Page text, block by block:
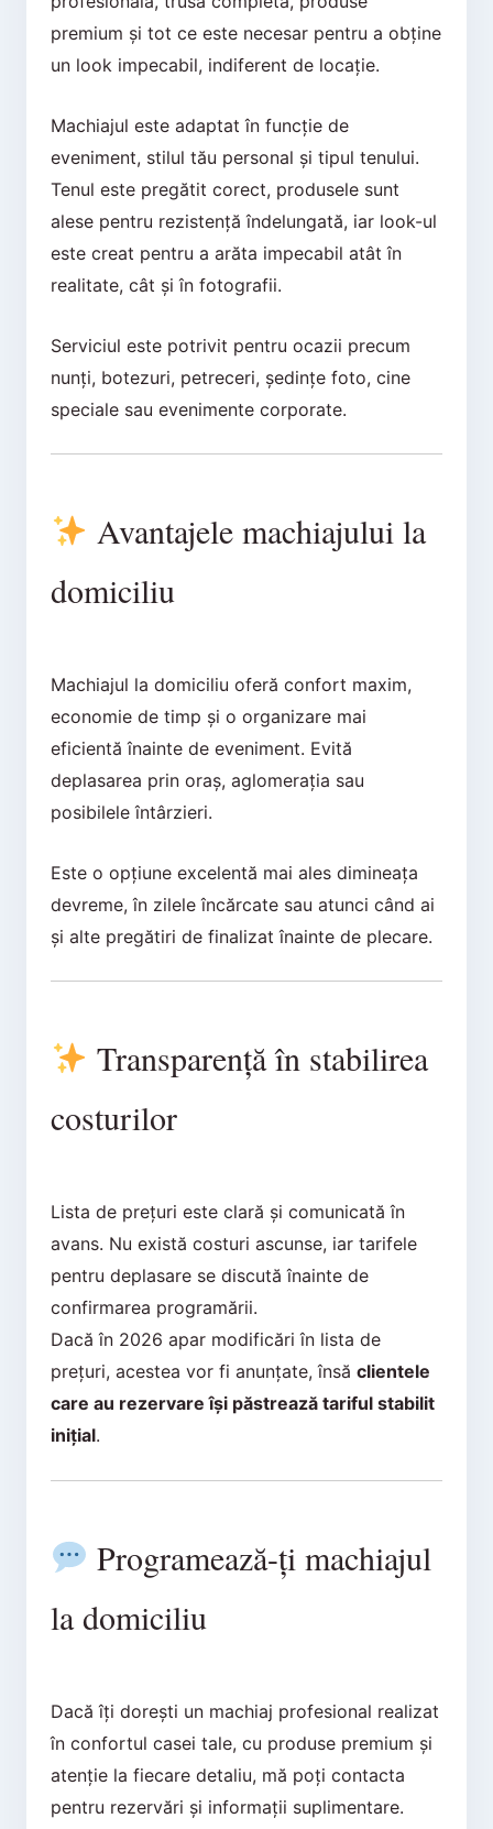
premium și tot ce este necesar pentru a obține
un look impecabil, indiferent de locație.
Machiajul este adaptat în funcție de
eveniment, stilul tău personal și tipul tenului.
Tenul este pregătit corect, produsele sunt
alese pentru rezistență îndelungată, iar look-ul
este creat pentru a arăta impecabil atât în
realitate, cât și în fotografii.
Serviciul este potrivit pentru ocazii precum
nunți, botezuri, petreceri, ședințe foto, cine
speciale sau evenimente corporate.
Avantajele machiajului la
domiciliu
Machiajul la domiciliu oferă confort maxim,
economie de timp și o organizare mai
eficientă înainte de eveniment. Evită
deplasarea prin oraș, aglomerația sau
posibilele întârzieri.
Este o opțiune excelentă mai ales dimineața
devreme, în zilele încărcate sau atunci când ai
și alte pregătiri de finalizat înainte de plecare.
Transparență în stabilirea
costurilor
Lista de prețuri este clară și comunicată în
avans. Nu există costuri ascunse, iar tarifele
pentru deplasare se discută înainte de
confirmarea programării.
Dacă în 2026 apar modificări în lista de
prețuri, acestea vor fi anunțate, însă clientele
care au rezervare își păstrează tariful stabilit
inițial.
Programează-ți machiajul
la domiciliu
Dacă îți dorești un machiaj profesional realizat
în confortul casei tale, cu produse premium și
atenție la fiecare detaliu, mă poți contacta
pentru rezervări și informații suplimentare.